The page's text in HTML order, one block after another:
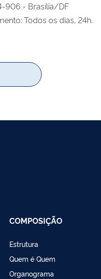
906 - Brasília/DF
Todos os dias, 24h.
COMPOSIÇÃO
Estrutura
Quem é Quem
Organograma